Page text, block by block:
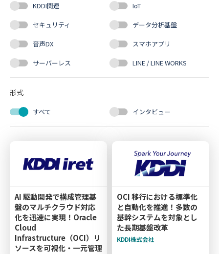
KDDI関連 IoT
セキュリティ データ分析基盤
音声DX スマホアプリ
サーバーレス LINE / LINE WORKS
形式
すべて インタビュー
AI 駆動開発で構成管理基
盤のマルチクラウド対応
化を迅速に実現！Oracle
Cloud
Infrastructure（OCI）リ
ソースを可視化・一元管理
OCI 移行における標準化
と自動化を推進！多数の
基幹システムを対象とし
た長期基盤改革
KDDI株式会社